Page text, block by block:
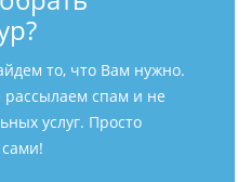
то, что Вам нужно.
спам и не
услуг. Просто